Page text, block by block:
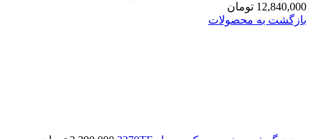
12,840,000 تومان
بازگشت به محصولات